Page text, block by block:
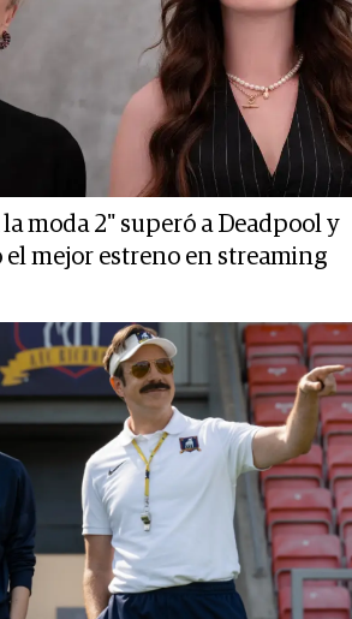
moda 2" superó a Deadpool y
mejor estreno en streaming